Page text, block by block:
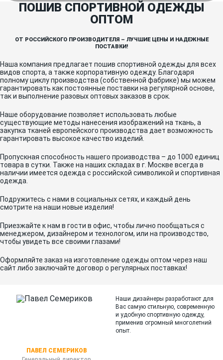
ПОШИВ СПОРТИВНОЙ ОДЕЖДЫ
ОПТОМ
ОТ РОССИЙСКОГО ПРОИЗВОДИТЕЛЯ – ЛУЧШИЕ ЦЕНЫ И НАДЕЖНЫЕ
ПОСТАВКИ!
Наша компания предлагает пошив спортивной одежды для всех
видов спорта, а также корпоративную одежду. Благодаря
полному циклу производства (собственной фабрике) мы можем
гарантировать как постоянные поставки на регулярной основе,
так и выполнение разовых оптовых заказов в срок.
Наше оборудование позволяет использовать любые
существующие методы нанесения изображений на ткань, а
закупка тканей европейского производства дает возможность
гарантировать высокое качество изделий.
Пропускная способность нашего производства – до 1000 единиц
товара в сутки. Также на наших складах в г. Москве всегда в
наличии имеется одежда с российской символикой и спортивная
одежда.
Подружитесь с нами в социальных сетях, и каждый день
смотрите на наши новые изделия!
Приезжайте к нам в гости в офис, чтобы лично пообщаться с
менеджером, дизайнером и технологом, или на производство,
чтобы увидеть все своими глазами!
Оформляйте заказ на изготовление одежды оптом через наш
сайт либо заключайте договор о регулярных поставках!
ПАВЕЛ СЕМЕРИКОВ
Наши дизайнеры разработают для
Вас самую стильную, современную
и удобную спортивную одежду,
применив огромный многолетний
опыт.